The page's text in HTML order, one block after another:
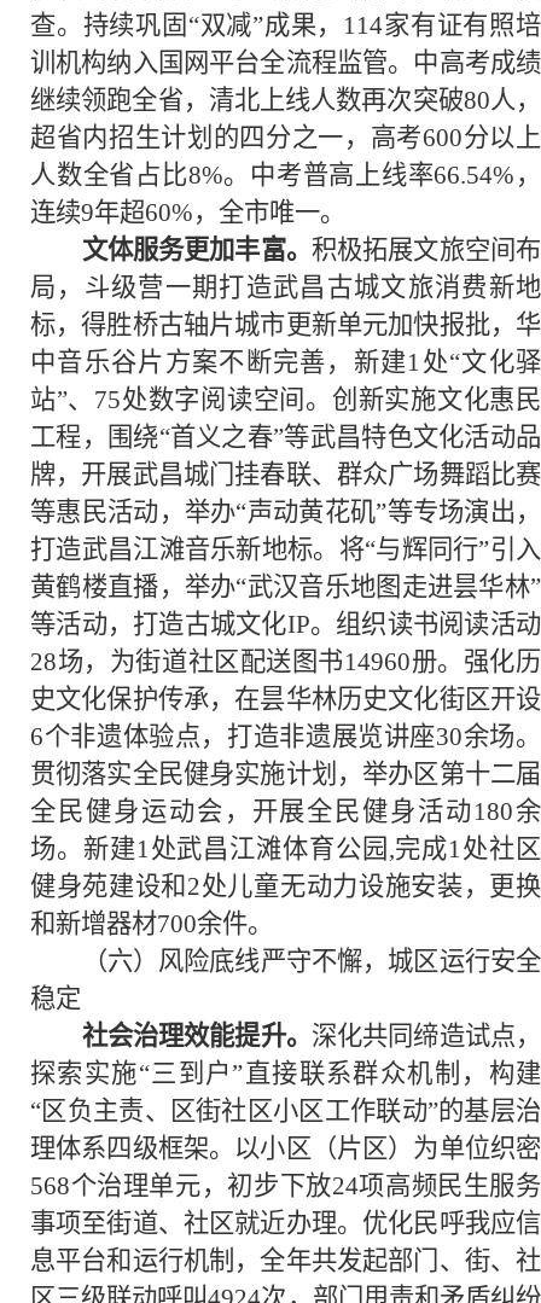
查。持续巩固“双减”成果，114家有证有照培
训机构纳入国网平台全流程监管。中高考成绩
继续领跑全省，清北上线人数再次突破80人，
超省内招生计划的四分之一，高考600分以上
人数全省占比8%。中考普高上线率66.54%，
连续9年超60%，全市唯一。
文体服务更加丰富。 积极拓展文旅空间布
局，斗级营一期打造武昌古城文旅消费新地
标，得胜桥古轴片城市更新单元加快报批，华
中音乐谷片方案不断完善，新建1处“文化驿
站”、75处数字阅读空间。创新实施文化惠民
工程，围绕“首义之春”等武昌特色文化活动品
牌，开展武昌城门挂春联、群众广场舞蹈比赛
等惠民活动，举办“声动黄花矶”等专场演出，
打造武昌江滩音乐新地标。将“与辉同行”引入
黄鹤楼直播，举办“武汉音乐地图走进昙华林”
等活动，打造古城文化IP。组织读书阅读活动
28场，为街道社区配送图书14960册。强化历
史文化保护传承，在昙华林历史文化街区开设
6个非遗体验点，打造非遗展览讲座30余场。
贯彻落实全民健身实施计划，举办区第十二届
全民健身运动会，开展全民健身活动180余
场。新建1处武昌江滩体育公园,完成1处社区
健身苑建设和2处儿童无动力设施安装，更换
和新增器材700余件。
（六）风险底线严守不懈，城区运行安全
稳定
社会治理效能提升。 深化共同缔造试点，
探索实施“三到户”直接联系群众机制，构建
“区负主责、区街社区小区工作联动”的基层治
理体系四级框架。以小区（片区）为单位织密
568个治理单元，初步下放24项高频民生服务
事项至街道、社区就近办理。优化民呼我应信
息平台和运行机制，全年共发起部门、街、社